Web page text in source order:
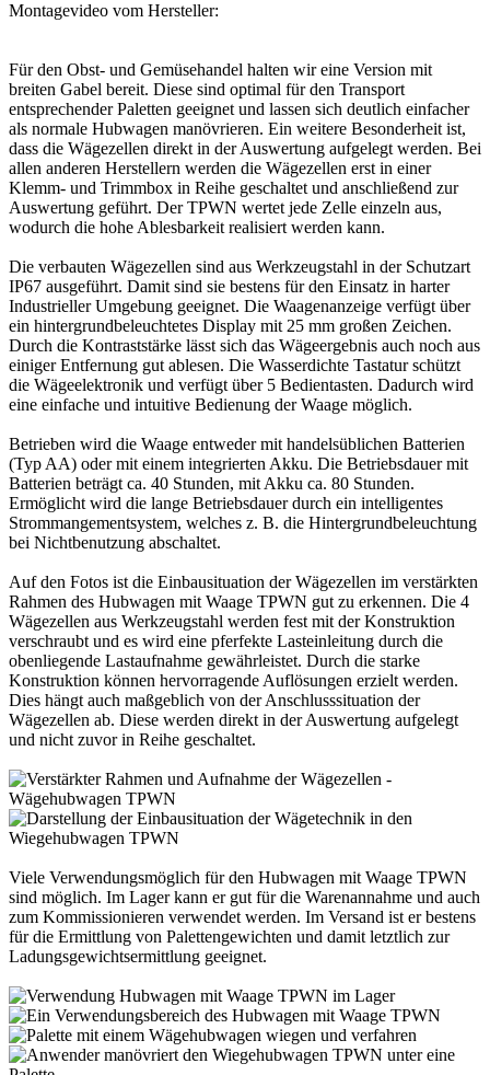
Montagevideo vom Hersteller:
Für den Obst- und Gemüsehandel halten wir eine Version mit
breiten Gabel bereit. Diese sind optimal für den Transport
entsprechender Paletten geeignet und lassen sich deutlich einfacher
als normale Hubwagen manövrieren. Ein weitere Besonderheit ist,
dass die Wägezellen direkt in der Auswertung aufgelegt werden. Bei
allen anderen Herstellern werden die Wägezellen erst in einer
Klemm- und Trimmbox in Reihe geschaltet und anschließend zur
Auswertung geführt. Der TPWN wertet jede Zelle einzeln aus,
wodurch die hohe Ablesbarkeit realisiert werden kann.
Die verbauten Wägezellen sind aus Werkzeugstahl in der Schutzart
IP67 ausgeführt. Damit sind sie bestens für den Einsatz in harter
Industrieller Umgebung geeignet. Die Waagenanzeige verfügt über
ein hintergrundbeleuchtetes Display mit 25 mm großen Zeichen.
Durch die Kontraststärke lässt sich das Wägeergebnis auch noch aus
einiger Entfernung gut ablesen. Die Wasserdichte Tastatur schützt
die Wägeelektronik und verfügt über 5 Bedientasten. Dadurch wird
eine einfache und intuitive Bedienung der Waage möglich.
Betrieben wird die Waage entweder mit handelsüblichen Batterien
(Typ AA) oder mit einem integrierten Akku. Die Betriebsdauer mit
Batterien beträgt ca. 40 Stunden, mit Akku ca. 80 Stunden.
Ermöglicht wird die lange Betriebsdauer durch ein intelligentes
Strommangementsystem, welches z. B. die Hintergrundbeleuchtung
bei Nichtbenutzung abschaltet.
Auf den Fotos ist die Einbausituation der Wägezellen im verstärkten
Rahmen des Hubwagen mit Waage TPWN gut zu erkennen. Die 4
Wägezellen aus Werkzeugstahl werden fest mit der Konstruktion
verschraubt und es wird eine pferfekte Lasteinleitung durch die
obenliegende Lastaufnahme gewährleistet. Durch die starke
Konstruktion können hervorragende Auflösungen erzielt werden.
Dies hängt auch maßgeblich von der Anschlusssituation der
Wägezellen ab. Diese werden direkt in der Auswertung aufgelegt
und nicht zuvor in Reihe geschaltet.
Viele Verwendungsmöglich für den Hubwagen mit Waage TPWN
sind möglich. Im Lager kann er gut für die Warenannahme und auch
zum Kommissionieren verwendet werden. Im Versand ist er bestens
für die Ermittlung von Palettengewichten und damit letztlich zur
Ladungsgewichtsermittlung geeignet.